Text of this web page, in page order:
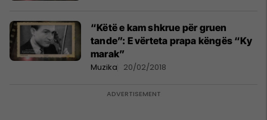
“Këtë e kam shkrue për gruen
tande”: E vërteta prapa këngës “Ky
marak”
Muzika 20/02/2018